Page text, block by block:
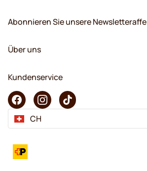
Abonnieren Sie unsere Newsletteraffe
Über uns
Kundenservice
CH